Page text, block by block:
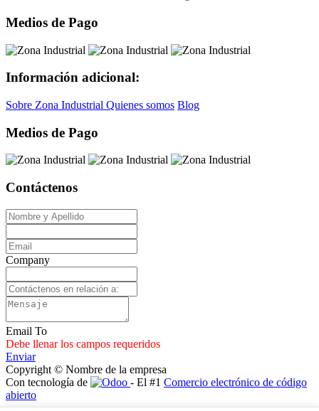
Medios de Pago
Información adicional:
Sobre Zona Industrial Quienes somos Blog
Medios de Pago
Contáctenos
Company
Email To
Debe llenar los campos requeridos
Enviar
Copyright © Nombre de la empresa
Con tecnología de
- El #1 Comercio electrónico de código
abierto